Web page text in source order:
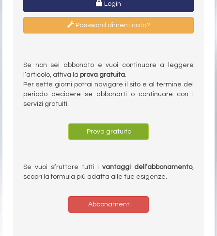
Login
Password dimenticata?
Se non sei abbonato e vuoi continuare a leggere
l’articolo, attiva la prova gratuita.
Per sette giorni potrai navigare il sito e al termine del
periodo decidere se abbonarti o continuare con i
servizi gratuiti.
Prova gratuita
Se vuoi sfruttare tutti ivantaggi dell’abbonamento,
scopri la formula più adatta alle tue esigenze.
Abbonamenti